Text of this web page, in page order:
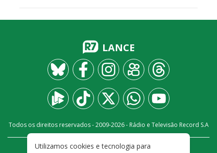
LANCE
Todos os direitos reservados - 2009-2026- Rádio e Televisão Record S.A
Utilizamos cookies e tecnologia para